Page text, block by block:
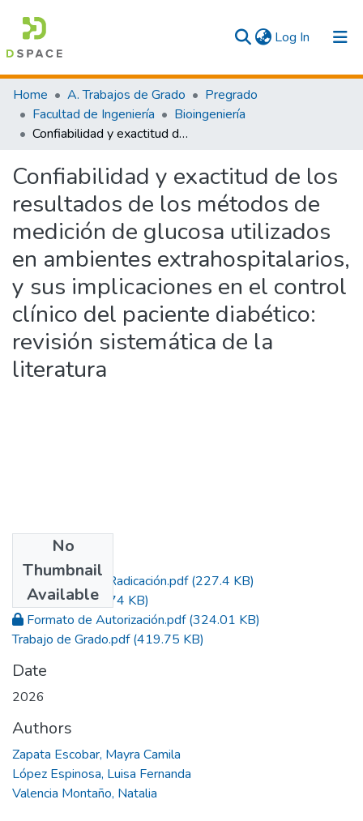
Log In (current)
Communities & Collections
Home A. Trabajos de Grado
Pregrado
Facultad de Ingeniería
Bioingeniería
Confiabilidad y exactitud de los resultados de los métodos de medición de glucosa utilizados en ambientes extrahospitalarios, y sus implicaciones en el control clínico del paciente diabético: revisión sistemática de la literatura
Confiabilidad y exactitud de los
resultados de los métodos de
medición de glucosa utilizados
en ambientes extrahospitalarios,
y sus implicaciones en el control
clínico del paciente diabético:
revisión sistemática de la
literatura
No
Thumbnail
Available
Constancia de Radicación.pdf(227.4 KB)
Acta.pdf(177.74 KB)
Formato de Autorización.pdf(324.01 KB)
Trabajo de Grado.pdf(419.75 KB)
Date
2026
Authors
Zapata Escobar, Mayra Camila
López Espinosa, Luisa Fernanda
Valencia Montaño, Natalia